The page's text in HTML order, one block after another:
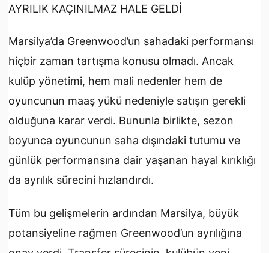
AYRILIK KAÇINILMAZ HALE GELDİ
Marsilya’da Greenwood’un sahadaki performansı
hiçbir zaman tartışma konusu olmadı. Ancak
kulüp yönetimi, hem mali nedenler hem de
oyuncunun maaş yükü nedeniyle satışın gerekli
olduğuna karar verdi. Bununla birlikte, sezon
boyunca oyuncunun saha dışındaki tutumu ve
günlük performansına dair yaşanan hayal kırıklığı
da ayrılık sürecini hızlandırdı.
Tüm bu gelişmelerin ardından Marsilya, büyük
potansiyeline rağmen Greenwood’un ayrılığına